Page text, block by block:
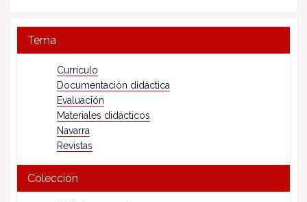
Tema
Currículo
Documentación didáctica
Evaluación
Materiales didácticos
Navarra
Revistas
Colección